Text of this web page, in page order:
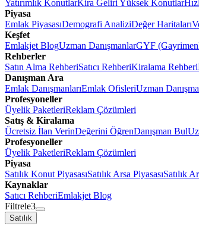
Yatırımlık KonutlarKira Geliri Yüksek Konutlar
Piyasa
Emlak PiyasasıDemografi AnaliziDeğer Haritaları
Keşfet
Emlakjet BlogUzman DanışmanlarGYF
Rehberler
Satın Alma RehberiSatıcı RehberiKiralama Rehberi
Danışman Ara
Emlak DanışmanlarıEmlak OfisleriUzman
Profesyoneller
Üyelik PaketleriReklam Çözümleri
Satış & Kiralama
Ücretsiz İlan VerinDeğerini ÖğrenDanışman Bul
Profesyoneller
Üyelik PaketleriReklam Çözümleri
Piyasa
Satılık Konut PiyasasıSatılık Arsa PiyasasıSatılık
Kaynaklar
Satıcı RehberiEmlakjet Blog
Filtrele3
Satılık